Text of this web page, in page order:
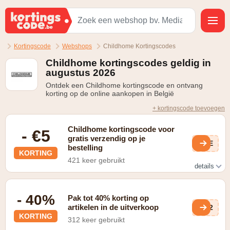
Kortingscode Webshops Childhome Kortingscodes
Childhome kortingscodes geldig in
augustus 2026
Ontdek een Childhome kortingscode en ontvang
korting op de online aankopen in België
+ kortingscode toevoegen
- €5
KORTING
Childhome kortingscode voor
gratis verzendig op je
bestelling
421 keer gebruikt
xZE
details
- 40%
KORTING
Pak tot 40% korting op
artikelen in de uitverkoop
312 keer gebruikt
5w2